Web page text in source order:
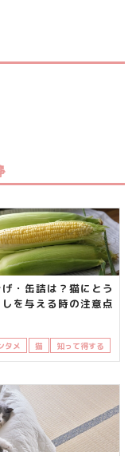
・缶詰は？猫にとう
を与える時の注意点
タメ 猫 知って得する